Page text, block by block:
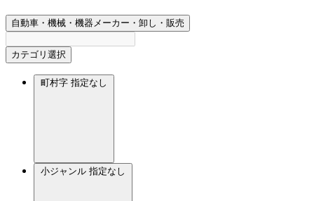
自動車・機械・機器メーカー・卸し・販売
カテゴリ選択
町村字 指定なし
小ジャンル 指定なし